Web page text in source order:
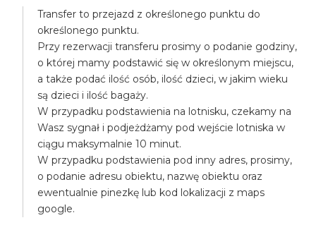
Transfer to przejazd z określonego punktu do
określonego punktu.
Przy rezerwacji transferu prosimy o podanie godziny,
o której mamy podstawić się w określonym miejscu,
a także podać ilość osób, ilość dzieci, w jakim wieku
są dzieci i ilość bagaży.
W przypadku podstawienia na lotnisku, czekamy na
Wasz sygnał i podjeżdżamy pod wejście lotniska w
ciągu maksymalnie 10 minut.
W przypadku podstawienia pod inny adres, prosimy,
o podanie adresu obiektu, nazwę obiektu oraz
ewentualnie pinezkę lub kod lokalizacji z maps
google.